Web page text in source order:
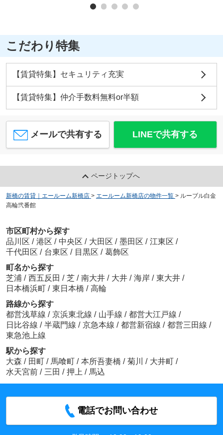
こだわり特集
【賃貸特集】セキュリティ充実
【賃貸特集】仲介手数料無料or半額
メールで共有する LINEで共有する
ページトップへ
新橋の賃貸｜エールーム新橋店 > エールーム新橋店の物件一覧 > ルーブル白金
高輪弐番館
市区町村から探す
品川区 / 港区 / 中央区 / 大田区 / 墨田区 / 江東区 /
千代田区 / 台東区 / 目黒区 / 葛飾区
町名から探す
芝浦 / 西五反田 / 芝 / 南大井 / 大井 / 海岸 / 東大井 /
日本橋浜町 / 東日本橋 / 高輪
路線から探す
都営浅草線 / 京浜東北線 / 山手線 / 都営大江戸線 /
日比谷線 / 半蔵門線 / 京急本線 / 都営新宿線 / 都営三田線 /
東急池上線
駅から探す
大森 / 田町 / 馬喰町 / 本所吾妻橋 / 菊川 / 大井町 /
水天宮前 / 三田 / 押上 / 馬込
電話でお問い合わせ